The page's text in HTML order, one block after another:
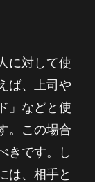
に対して使
ば、上司や
」などと使
。この場合
きです。し
は、相手と